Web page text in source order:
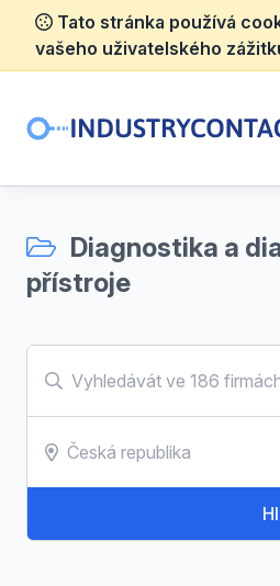
Tato stránka používá
vašeho uživatelského
Diagnostika a
přístroje